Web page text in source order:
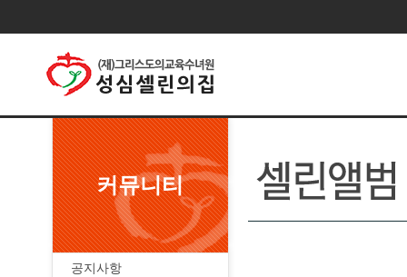
커뮤니티
공지사항